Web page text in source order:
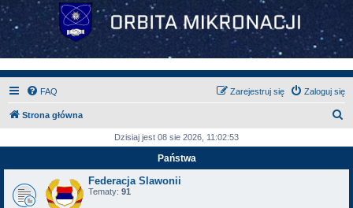
FAQ Zaloguj się
Zarejestruj się
Strona główna
k
Dzisiaj jest 08 sie 2026, 11:02:53
Państwa
Federacja Slawonii
Tematy: 91